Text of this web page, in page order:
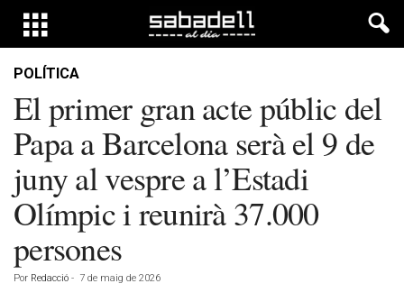
POLÍTICA
El primer gran acte públic del
Papa a Barcelona serà el 9 de
juny al vespre a l’Estadi
Olímpic i reunirà 37.000
persones
Por Redacció - 7 de maig de 2026